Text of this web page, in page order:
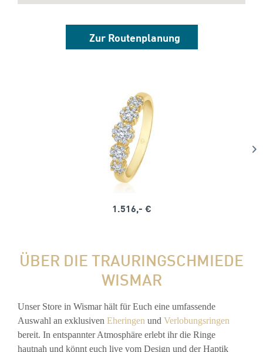
Zur Routenplanung
1.516,- €
ÜBER DIE TRAURINGSCHMIEDE
WISMAR
Unser Store in Wismar hält für Euch eine umfassende
Auswahl an exklusiven Eheringen und Verlobungsringen
bereit. In entspannter Atmosphäre erlebt ihr die Ringe
hautnah und könnt euch live vom Design und der Haptik